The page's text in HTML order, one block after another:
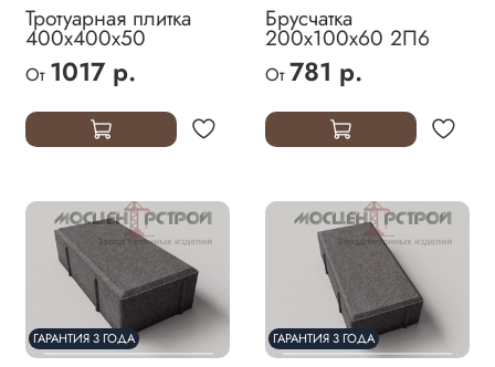
Тротуарная плитка
400х400х50
От 1017 р.
Брусчатка
200х100х60 2П6
От 781 р.
ГАРАНТИЯ 3 ГОДА ГАРАНТИЯ 3 ГОДА